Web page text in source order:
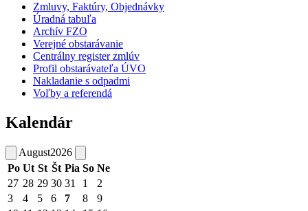
Zmluvy, Faktúry, Objednávky
Úradná tabuľa
Archív FZO
Verejné obstarávanie
Centrálny register zmlúv
Profil obstarávateľa ÚVO
Nakladanie s odpadmi
Voľby a referendá
Kalendár
August2026
Po Ut St Št Pia So Ne
27 28 29 30 31 1
2
3
4 5 6 7 8
9